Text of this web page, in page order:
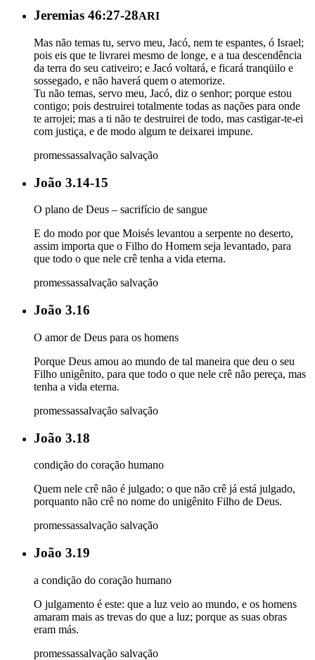
Jeremias 46:27-28ARI
Mas não temas tu, servo meu, Jacó, nem te espantes, ó Israel;
pois eis que te livrarei mesmo de longe, e a tua descendência
da terra do seu cativeiro; e Jacó voltará, e ficará tranqüilo e
sossegado, e não haverá quem o atemorize.
Tu não temas, servo meu, Jacó, diz o senhor; porque estou
contigo; pois destruirei totalmente todas as nações para onde
te arrojei; mas a ti não te destruirei de todo, mas castigar-te-ei
com justiça, e de modo algum te deixarei impune.
promessassalvação salvação
João 3.14-15
O plano de Deus – sacrifício de sangue
E do modo por que Moisés levantou a serpente no deserto,
assim importa que o Filho do Homem seja levantado, para
que todo o que nele crê tenha a vida eterna.
promessassalvação salvação
João 3.16
O amor de Deus para os homens
Porque Deus amou ao mundo de tal maneira que deu o seu
Filho unigênito, para que todo o que nele crê não pereça, mas
tenha a vida eterna.
promessassalvação salvação
João 3.18
condição do coração humano
Quem nele crê não é julgado; o que não crê já está julgado,
porquanto não crê no nome do unigênito Filho de Deus.
promessassalvação salvação
João 3.19
a condição do coração humano
O julgamento é este: que a luz veio ao mundo, e os homens
amaram mais as trevas do que a luz; porque as suas obras
eram más.
promessassalvação salvação